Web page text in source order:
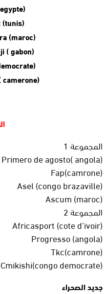
(tunis)
(maroc)
( gabon)
camerone)
المجموعة 1
Primero de agosto( angola)
Fap(camrone)
Asel (congo brazaville)
Ascum (maroc)
المجموعة 2
Africasport (cote d’ivoir)
Progresso (angola)
Tkc(camrone)
democrate)
جديد الصحراء